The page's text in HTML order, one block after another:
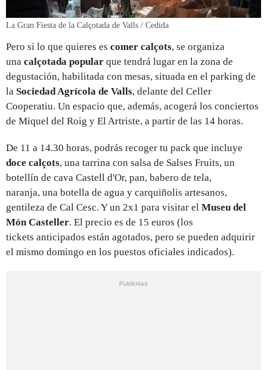
La Gran Fiesta de la Calçotada de Valls / Cedida
Pero si lo que quieres es comer calçots, se organiza
una calçotada popular que tendrá lugar en la zona de
degustación, habilitada con mesas, situada en el parking de
la Sociedad Agrícola de Valls, delante del Celler
Cooperatiu. Un espacio que, además, acogerá los conciertos
de Miquel del Roig y El Artriste, a partir de las 14 horas.
De 11 a 14.30 horas, podrás recoger tu pack que incluye
doce calçots, una tarrina con salsa de Salses Fruits, un
botellín de cava Castell d'Or, pan, babero de tela,
naranja, una botella de agua y carquiñolis artesanos,
gentileza de Cal Cesc. Y un 2x1 para visitar el Museu del
Món Casteller. El precio es de 15 euros (los
tickets anticipados están agotados, pero se pueden adquirir
el mismo domingo en los puestos oficiales indicados).